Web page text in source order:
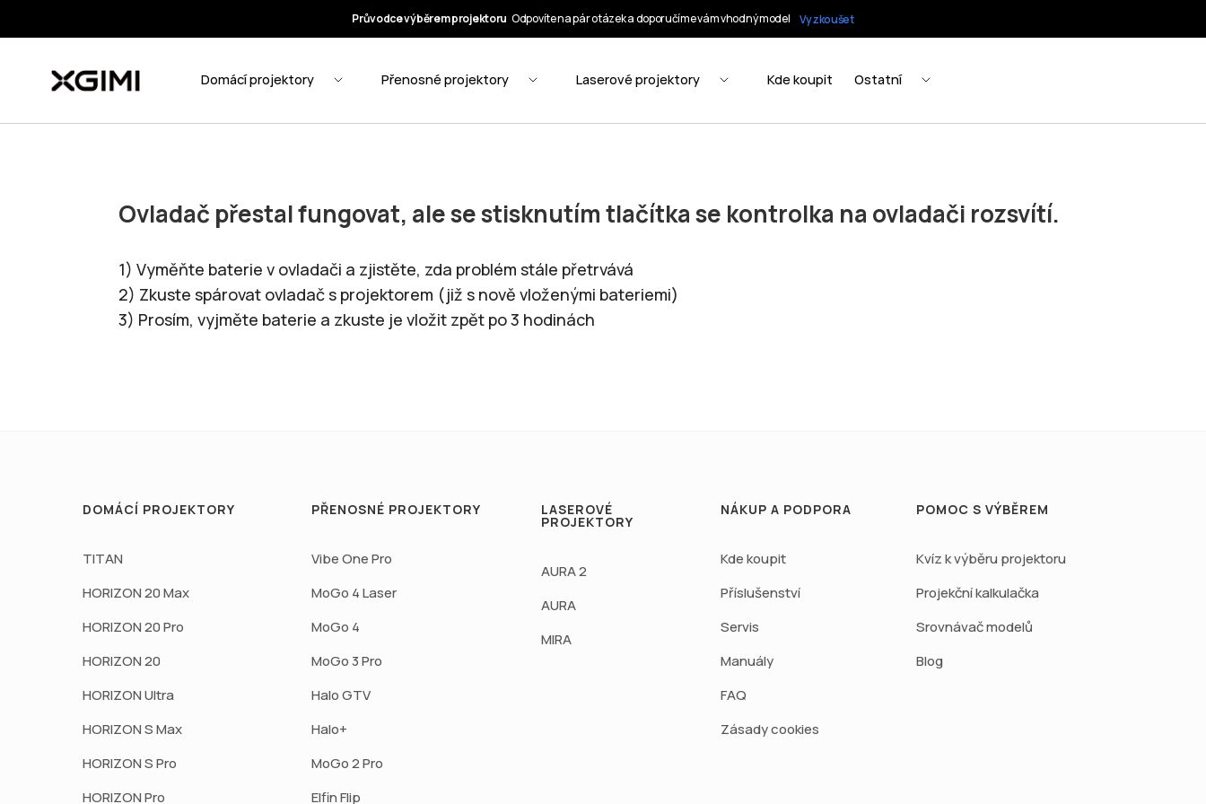
Ovladač přestal fungovat, ale se stisknutím tlačítka se kontrolka na ovladači rozsvítí.
1) Vyměňte baterie v ovladači a zjistěte, zda problém stále přetrvává
2) Zkuste spárovat ovladač s projektorem (již s nově vloženými bateriemi)
3) Prosím, vyjměte baterie a zkuste je vložit zpět po 3 hodinách
DOMÁCÍ PROJEKTORY
TITAN
HORIZON 20 Max
HORIZON 20 Pro
HORIZON 20
HORIZON Ultra
HORIZON S Max
HORIZON S Pro
HORIZON Pro
PŘENOSNÉ PROJEKTORY
Vibe One Pro
MoGo 4 Laser
MoGo 4
MoGo 3 Pro
Halo GTV
Halo+
MoGo 2 Pro
Elfin Flip
LASEROVÉ
PROJEKTORY
AURA 2
AURA
MIRA
NÁKUP A PODPORA
Kde koupit
Příslušenství
Servis
Manuály
FAQ
Zásady cookies
POMOC S VÝBĚREM
Kvíz k výběru projektoru
Projekční kalkulačka
Srovnávač modelů
Blog